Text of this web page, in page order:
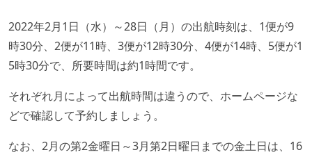
2022年2月1日（水）～28日（月）の出航時刻は、1便が9
時30分、2便が11時、3便が12時30分、4便が14時、5便が1
5時30分で、所要時間は約1時間です。
それぞれ月によって出航時間は違うので、ホームページな
どで確認して予約しましょう。
なお、2月の第2金曜日～3月第2日曜日までの金土日は、16